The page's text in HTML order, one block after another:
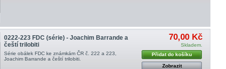
0222-223 FDC (série) - Joachim Barrande a
čeští trilobiti
Série obálek FDC ke známkám ČR č. 222 a 223,
Joachim Barrande a čeští trilobiti .
70,00 Kč
Skladem.
Přidat do košíku
Zobrazit